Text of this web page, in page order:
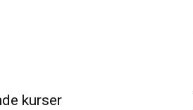
kurser